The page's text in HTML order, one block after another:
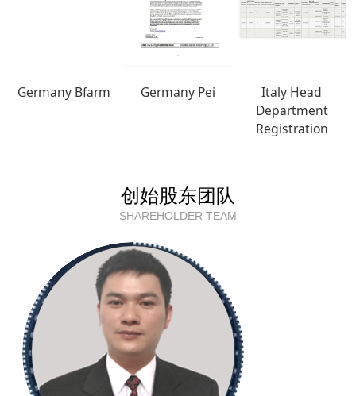
Germany Bfarm Germany Pei
Italy Head
Department
Registration
创始股东团队
SHAREHOLDER TEAM